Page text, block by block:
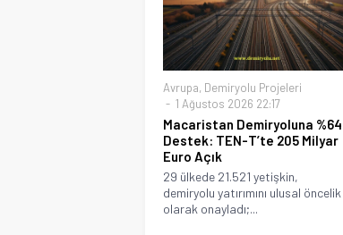
Avrupa, Demiryolu Projeleri
1 Ağustos 2026 22:17
Macaristan Demiryoluna %64
Destek: TEN-T’te 205 Milyar
Euro Açık
29 ülkede 21.521 yetişkin,
demiryolu yatırımını ulusal öncelik
olarak onayladı;...